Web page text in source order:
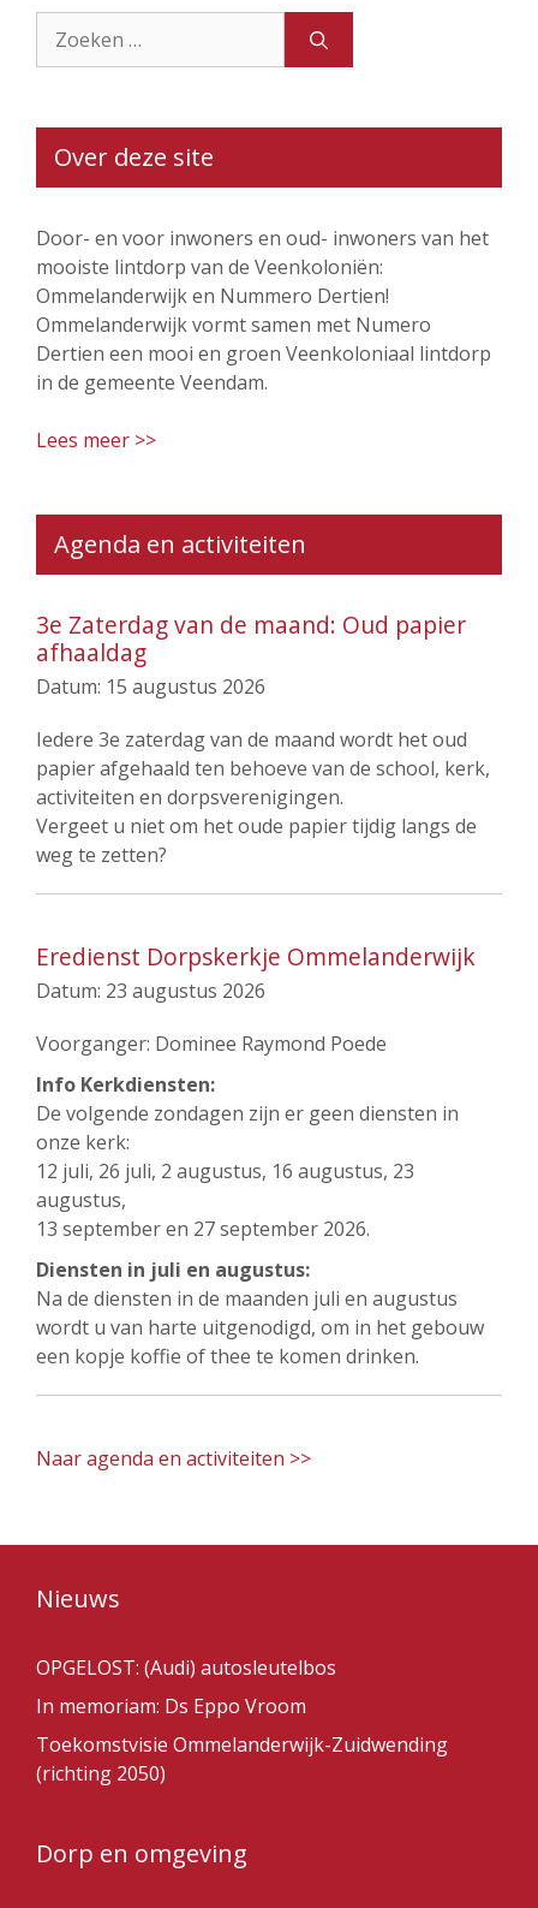
naar:
Over deze site
Door- en voor inwoners en oud- inwoners van het
mooiste lintdorp van de Veenkoloniën:
Ommelanderwijk en Nummero Dertien!
Ommelanderwijk vormt samen met Numero
Dertien een mooi en groen Veenkoloniaal lintdorp
in de gemeente Veendam.
Lees meer >>
Agenda en activiteiten
3e Zaterdag van de maand: Oud papier
afhaaldag
Datum: 15 augustus 2026
Iedere 3e zaterdag van de maand wordt het oud
papier afgehaald ten behoeve van de school, kerk,
activiteiten en dorpsverenigingen.
Vergeet u niet om het oude papier tijdig langs de
weg te zetten?
Eredienst Dorpskerkje Ommelanderwijk
Datum: 23 augustus 2026
Voorganger: Dominee Raymond Poede
Info Kerkdiensten:
De volgende zondagen zijn er geen diensten in
onze kerk:
12 juli, 26 juli, 2 augustus, 16 augustus, 23
augustus,
13 september en 27 september 2026.
Diensten in juli en augustus:
Na de diensten in de maanden juli en augustus
wordt u van harte uitgenodigd, om in het gebouw
een kopje koffie of thee te komen drinken.
Naar agenda en activiteiten >>
Nieuws
OPGELOST: (Audi) autosleutelbos
In memoriam: Ds Eppo Vroom
Toekomstvisie Ommelanderwijk-Zuidwending
(richting 2050)
Dorp en omgeving